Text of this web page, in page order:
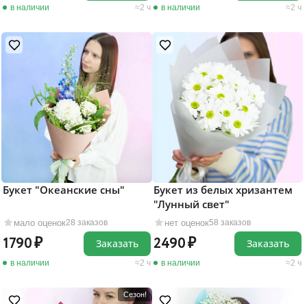
в наличии 2 ч в наличии 2 ч
мало оценок28 заказов
Букет "Океанские сны"
1790
в наличии 2 ч
Заказать
нет оценок58 заказов
Букет из белых хризантем
"Лунный свет"
2490
в наличии 2 ч
Заказать
Сезон!